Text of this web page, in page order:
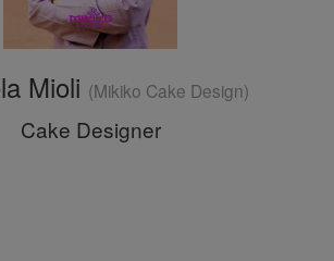
Mioli (Mikiko Cake Design)
Cake Designer